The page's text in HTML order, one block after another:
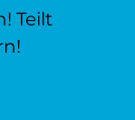
Teilt